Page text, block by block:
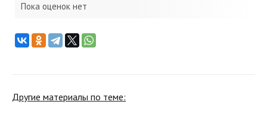
Пока оценок нет
Другие материалы по теме: